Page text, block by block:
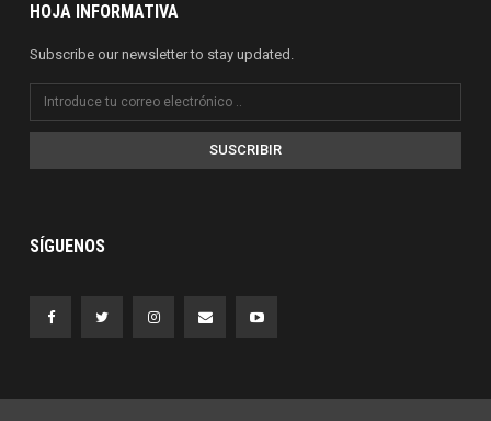
HOJA INFORMATIVA
Subscribe our newsletter to stay updated.
SUSCRIBIR
SÍGUENOS